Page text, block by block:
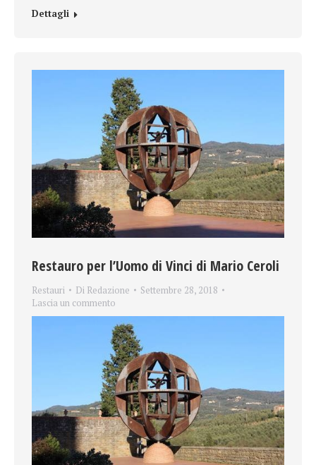
Dettagli
Restauro per l’Uomo di Vinci di Mario Ceroli
Restauri Di Redazione
Settembre 28, 2018
Lascia un commento